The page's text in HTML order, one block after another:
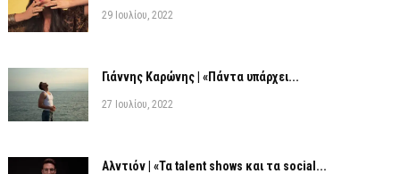
29 Ιουλίου, 2022
Γιάννης Καρώνης | «Πάντα υπάρχει...
27 Ιουλίου, 2022
Αλντιόν | «Τα talent shows και τα social...